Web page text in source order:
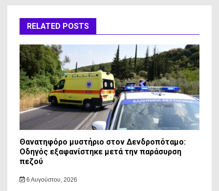
RELATED POSTS
Θανατηφόρο μυστήριο στον Δενδροπόταμο:
Οδηγός εξαφανίστηκε μετά την παράσυρση
πεζού
6 Αυγούστου, 2026